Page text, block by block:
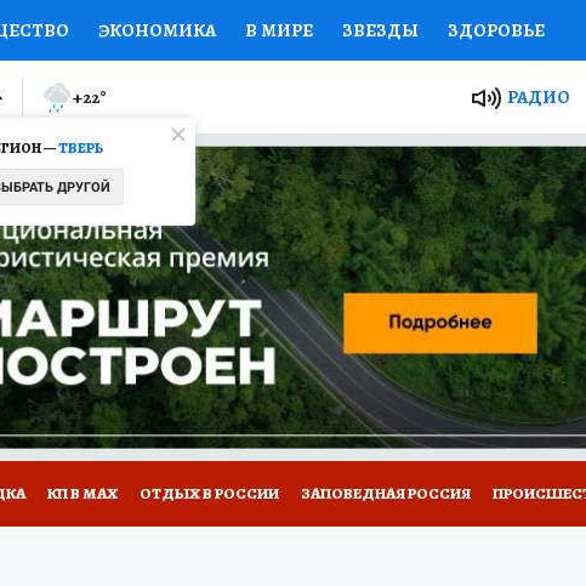
ЭКОНОМИКА В МИРЕ ЗВЕЗДЫ ЗДОРОВЬЕ
ПРОИСШЕСТВИЯ НАЦИОНАЛЬНЫЕ ПРОЕКТЫ РОССИИ
МИР Я ЗНАЮ СЕМЬЯ ЖЕНСКИЕ СЕКРЕТЫ
СЕРИАЛЫ СПЕЦПРОЕКТЫ ДЕФИЦИТ ЖЕЛЕЗА
КОНКУРСЫ РАБОТА У НАС ГИД ПОТРЕБИТЕЛЯ
—ТВЕРЬ
ДРУГОЙ
+22° РАДИО
КП В МАХ ОТДЫХ В РОССИИ ЗАПОВЕДНАЯ РОССИЯ